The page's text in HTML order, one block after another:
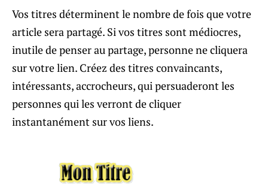
Vos titres déterminent le nombre de fois que votre
article sera partagé. Si vos titres sont médiocres,
inutile de penser au partage, personne ne cliquera
sur votre lien. Créez des titres convaincants,
intéressants, accrocheurs, qui persuaderont les
personnes qui les verront de cliquer
instantanément sur vos liens.